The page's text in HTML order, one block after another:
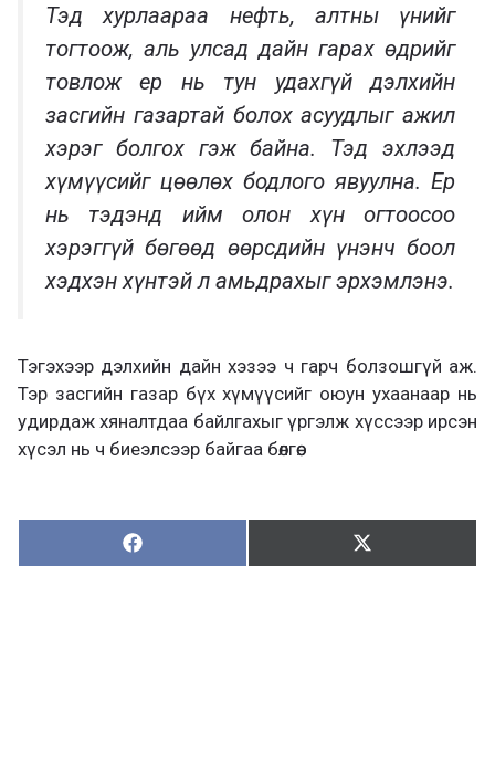
Тэд хурлаараа нефть, алтны үнийг
тогтоож, аль улсад дайн гарах өдрийг
товлож ер нь тун удахгүй дэлхийн
засгийн газартай болох асуудлыг ажил
хэрэг болгох гэж байна. Тэд эхлээд
хүмүүсийг цөөлөх бодлого явуулна. Ер
нь тэдэнд ийм олон хүн огтоосоо
хэрэггүй бөгөөд өөрсдийн үнэнч боол
хэдхэн хүнтэй л амьдрахыг эрхэмлэнэ.
Тэгэхээр дэлхийн дайн хэзээ ч гарч болзошгүй аж.
Тэр засгийн газар бүх хүмүүсийг оюун ухаанаар нь
удирдаж хяналтдаа байлгахыг үргэлж хүссээр ирсэн
хүсэл нь ч биеэлсээр байгаа бөлгөө.
Хуваалцах:
Х
у
Түгээх:
Т
ү